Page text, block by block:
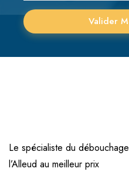
Le spécialiste du débouchage
l’Alleud au meilleur prix